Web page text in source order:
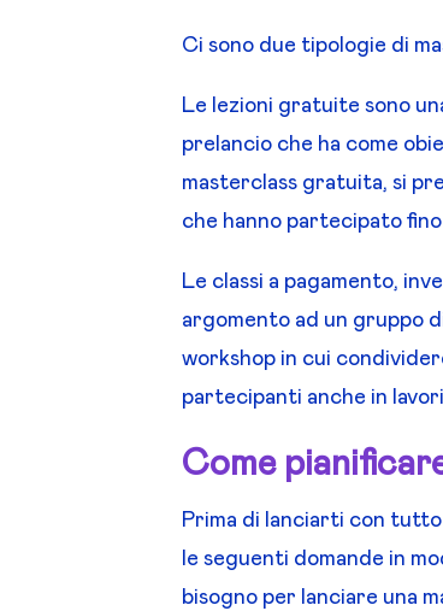
Ci sono due tipologie di
Le lezioni gratuite sono
prelancio che ha come
masterclass gratuita, si
che hanno partecipato fino
Le classi a pagamento,
argomento ad un gruppo
workshop in cui
partecipanti anche in
Come
Prima di lanciarti con tutto
le seguenti domande in
bisogno per lanciare una